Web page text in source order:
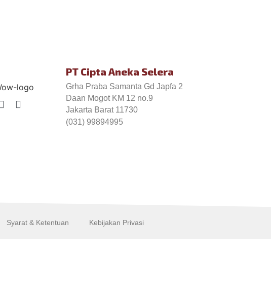
PT Cipta Aneka Selera
Grha Praba Samanta Gd Japfa 2
Daan Mogot KM 12 no.9
Jakarta Barat 11730
(031) 99894995
Syarat & Ketentuan Kebijakan Privasi